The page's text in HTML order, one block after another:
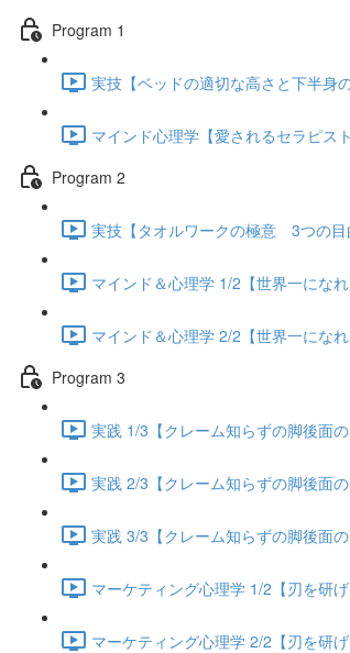
Program 1
実技【ベッドの適切な高さと下半身
マインド心理学【愛されるセラピス
Program 2
実技【タオルワークの極意 3つの
マインド＆心理学 1/2【世界一にな
マインド＆心理学 2/2【世界一にな
Program 3
実践 1/3【クレーム知らずの脚後面
実践 2/3【クレーム知らずの脚後面
実践 3/3【クレーム知らずの脚後面
マーケティング心理学 1/2【刃を研
マーケティング心理学 2/2【刃を研